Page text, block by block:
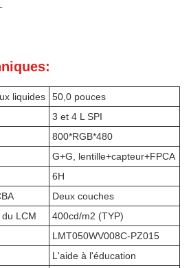
liquides
50,0 pouces
3 et 4 L SPI
800*RGB*480
G+G, lentille+capteur+FPCA
6H
Deux couches
LCM
400cd/m2 (TYP)
LMT050WV008C-PZ015
L'aide à l'éducation